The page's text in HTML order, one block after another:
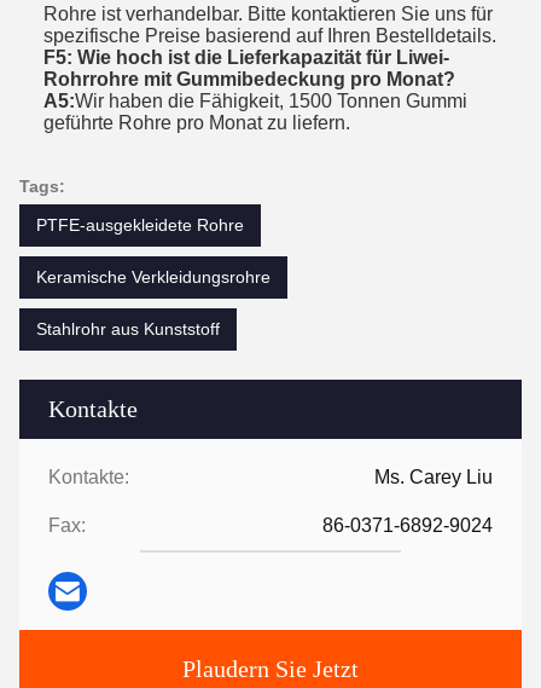
Kontakte
Kontakte: Ms. Carey Liu
Fax: 86-0371-6892-9024
Plaudern Sie Jetzt
Rohre ist verhandelbar. Bitte kontaktieren Sie uns für
spezifische Preise basierend auf Ihren Bestelldetails.
F5: Wie hoch ist die Lieferkapazität für Liwei-
Rohrrohre mit Gummibedeckung pro Monat?
A5:Wir haben die Fähigkeit, 1500 Tonnen Gummi
geführte Rohre pro Monat zu liefern.
Tags:
PTFE-ausgekleidete Rohre
Keramische Verkleidungsrohre
Stahlrohr aus Kunststoff